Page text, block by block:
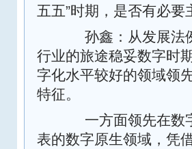
五五”时期，是否有必
孙鑫：从发展法例
行业的旅途稳妥数字时
字化水平较好的领域领
特征。
一方面领先在数字
表的数字原生领域，凭